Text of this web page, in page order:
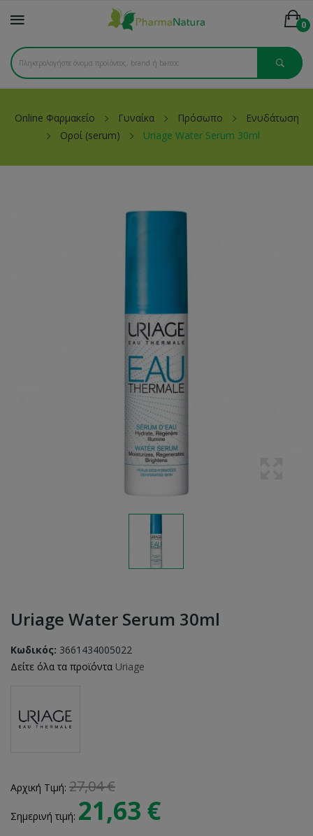
0
Online Φαρμακείο Γυναίκα Πρόσωπο
Ενυδάτωση
Οροί (serum)
Uriage Water Serum 30ml
Uriage Water Serum 30ml
Κωδικός: 3661434005022
Δείτε όλα τα προϊόντα Uriage
Αρχική Τιμή: 27,04 €
Σημερινή τιμή: 21,63 €